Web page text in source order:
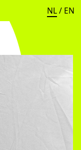
NL/ EN